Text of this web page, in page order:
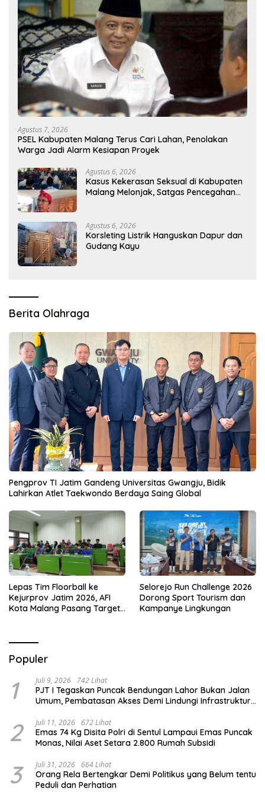
Agustus 7, 2026
PSEL Kabupaten Malang Terus Cari Lahan, Penolakan
Warga Jadi Alarm Kesiapan Proyek
Agustus 6, 2026
Kasus Kekerasan Seksual di Kabupaten
Malang Melonjak, Satgas Pencegahan
Agustus 6, 2026
Korsleting Listrik Hanguskan Dapur dan
Gudang Kayu
Berita Olahraga
Pengprov TI Jatim Gandeng Universitas Gwangju, Bidik
Lahirkan Atlet Taekwondo Berdaya Saing Global
Lepas Tim Floorball ke
Kejurprov Jatim 2026, AFI
Kota Malang Pasang Target
Selorejo Run Challenge 2026
Dorong Sport Tourism dan
Kampanye Lingkungan
Populer
1 Juli 9, 2026 742 Lihat
PJT I Tegaskan Puncak Bendungan Lahor Bukan Jalan
Umum, Pembatasan Akses Demi Lindungi Infrastruktur
2 Juli 11, 2026 672 Lihat
Emas 74 Kg Disita Polri di Sentul Lampaui Emas Puncak
Monas, Nilai Aset Setara 2.800 Rumah Subsidi
3 Juli 31, 2026 664 Lihat
Orang Rela Bertengkar Demi Politikus yang Belum tentu
Peduli dan Perhatian